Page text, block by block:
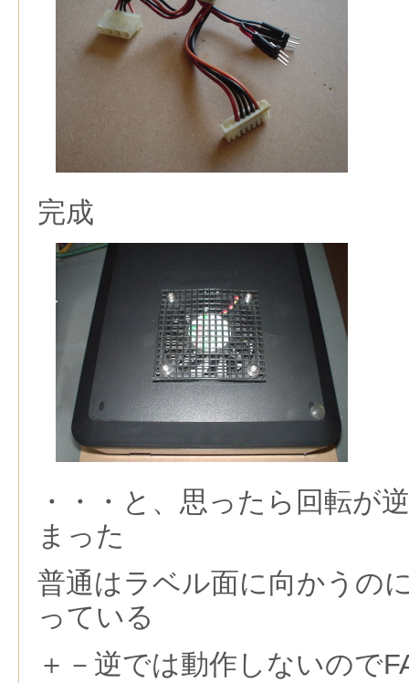
完成
・・・と、思ったら回転が
まった
普通はラベル面に向かうの
っている
＋－逆では動作しないので